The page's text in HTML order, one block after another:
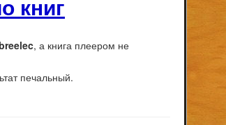
книг
, а книга плеером не
печальный.